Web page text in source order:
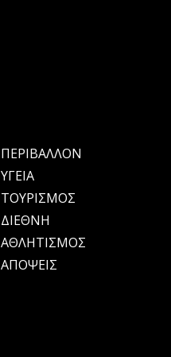
ΠΕΡΙΒΑΛΛΟΝ
ΥΓΕΙΑ
ΤΟΥΡΙΣΜΟΣ
ΔΙΕΘΝΗ
ΑΘΛΗΤΙΣΜΟΣ
ΑΠΟΨΕΙΣ